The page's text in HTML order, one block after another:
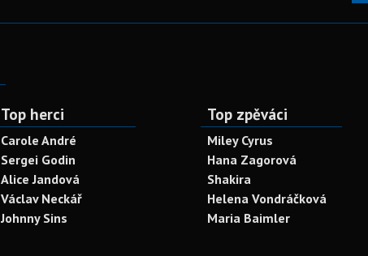
Top herci
Carole André
Sergei Godin
Alice Jandová
Václav Neckář
Johnny Sins
Top zpěváci
Miley Cyrus
Hana Zagorová
Shakira
Helena Vondráčková
Maria Baimler